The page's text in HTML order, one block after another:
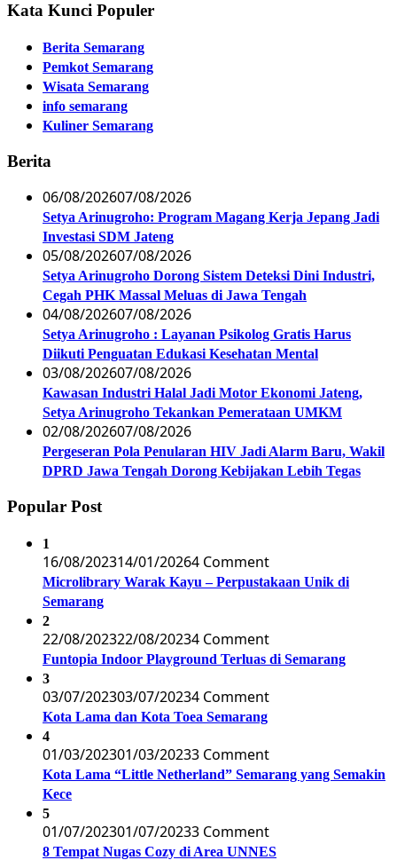
Kata Kunci Populer
Berita Semarang
Pemkot Semarang
Wisata Semarang
info semarang
Kuliner Semarang
Berita
06/08/202607/08/2026
Setya Arinugroho: Program Magang Kerja Jepang Jadi
Investasi SDM Jateng
05/08/202607/08/2026
Setya Arinugroho Dorong Sistem Deteksi Dini Industri,
Cegah PHK Massal Meluas di Jawa Tengah
04/08/202607/08/2026
Setya Arinugroho : Layanan Psikolog Gratis Harus
Diikuti Penguatan Edukasi Kesehatan Mental
03/08/202607/08/2026
Kawasan Industri Halal Jadi Motor Ekonomi Jateng,
Setya Arinugroho Tekankan Pemerataan UMKM
02/08/202607/08/2026
Pergeseran Pola Penularan HIV Jadi Alarm Baru, Wakil
DPRD Jawa Tengah Dorong Kebijakan Lebih Tegas
Popular Post
1
16/08/202314/01/20264 Comment
Microlibrary Warak Kayu – Perpustakaan Unik di
Semarang
2
22/08/202322/08/20234 Comment
Funtopia Indoor Playground Terluas di Semarang
3
03/07/202303/07/20234 Comment
Kota Lama dan Kota Toea Semarang
4
01/03/202301/03/20233 Comment
Kota Lama “Little Netherland” Semarang yang Semakin
Kece
5
01/07/202301/07/20233 Comment
8 Tempat Nugas Cozy di Area UNNES